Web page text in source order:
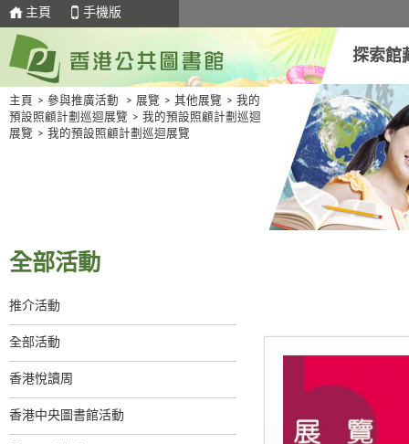
主頁 手機版
探索館
主頁 > 參與推廣活動 > 展覽 > 其他展覽 > 我的
預設照顧計劃巡迴展覽 > 我的預設照顧計劃巡迴
展覽 > 我的預設照顧計劃巡迴展覽
全部活動
推介活動
全部活動
香港悅讀周
香港中央圖書館活動